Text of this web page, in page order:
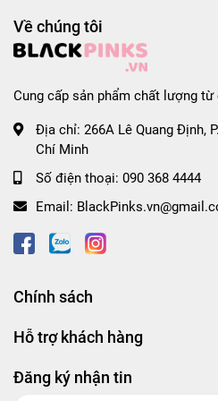
* Thông tin sản phẩm:
- Xuất xứ thương hiệu: Việt Nam
- Nơi sản xuất: Việt Nam
#chao #chaogoi #chaoyen
#chaoyenvithitbam
#chaocaocap #vifon
#chaoyenvifon #loc5goichao
#chinhhang #vietnam
#blackpinkscom
#blpsvn #blpscom #blpscomvn
Về chúng tôi
Cung cấp sản phẩm chất lượng
Địa chỉ: 266A Lê Quang Định,
Chí Minh
Số điện thoại: 090 368 4444
Email:
Chính sách
Hỗ trợ khách hàng
Đăng ký nhận tin